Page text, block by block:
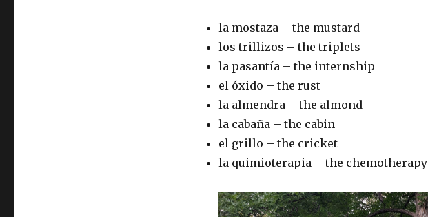
la mostaza – the mustard
los trillizos – the triplets
la pasantía – the internship
el óxido – the rust
la almendra – the almond
la cabaña – the cabin
el grillo – the cricket
la quimioterapia – the chemotherapy